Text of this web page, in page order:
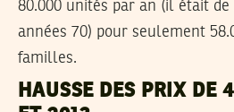
80.000 unités par an (il était de
années 70) pour seulement
familles.
HAUSSE DES PRIX DE